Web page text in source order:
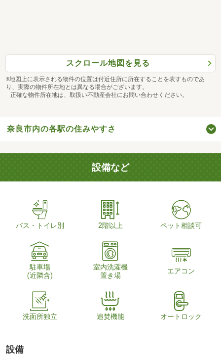
スクロール地図を見る
※地図上に表示される物件の位置は付近住所に所在することを表すものであ
り、実際の物件所在地とは異なる場合がございます。
正確な物件所在地は、取扱い不動産会社にお問い合わせください。
奈良市内の各駅の住みやすさ
設備など
バス・トイレ別 2階以上 ペット相談可
駐車場
(近隣含)
室内洗濯機
置き場
エアコン
洗面所独立 追焚機能 オートロック
設備